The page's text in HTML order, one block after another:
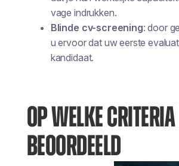
vage indrukken.
Blinde cv-screening: door
u ervoor dat uw eerste
kandidaat.
OP WELKE
BEOORDEELD